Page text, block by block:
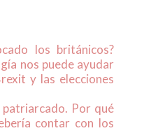
los británicos?
nos puede ayudar
y las elecciones
Por qué
contar con los